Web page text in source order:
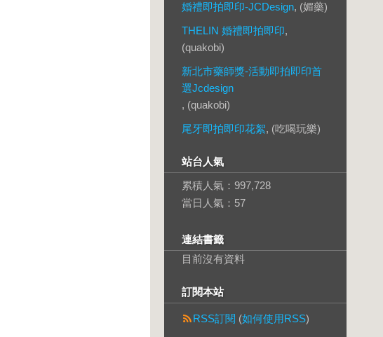
婚禮即拍即印-JCDesign, (媚藥)
THELIN 婚禮即拍即印,
(quakobi)
新北市藥師獎-活動即拍即印首
選Jcdesign
, (quakobi)
尾牙即拍即印花絮, (吃喝玩樂)
站台人氣
累積人氣： 997,728
當日人氣： 57
連結書籤
目前沒有資料
訂閱本站
RSS訂閱 (如何使用RSS)